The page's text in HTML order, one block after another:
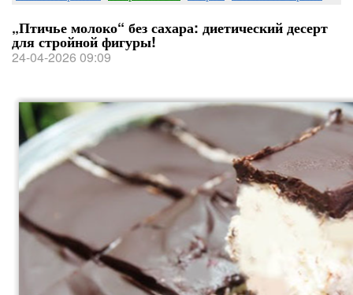
„Птичье молоко“ без сахара: диетический десерт
для стройной фигуры!
24-04-2026 09:09